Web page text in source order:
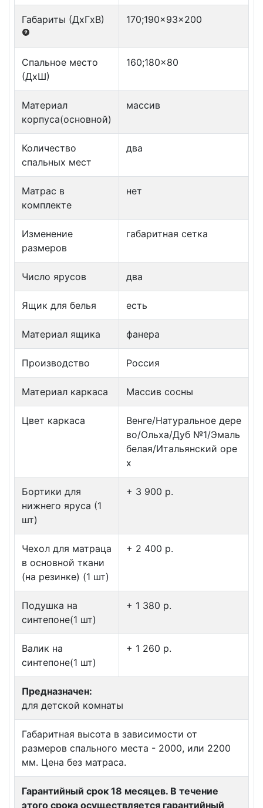
Габариты (ДxГxВ) 170;190x93x200
Спальное место
(ДxШ)
160;180x80
Материал
корпуса(основной)
массив
Количество
спальных мест
два
Матрас в
комплекте
нет
Изменение
размеров
габаритная сетка
Число ярусов два
Ящик для белья есть
Материал ящика фанера
Производство Россия
Материал каркаса Массив сосны
Цвет каркаса
Венге/Натуральное дере
во/Ольха/Дуб №1/Эмаль
белая/Итальянский оре
х
Бортики для
нижнего яруса (1
шт)
+ 3 900 p.
Чехол для матраца
в основной ткани
(на резинке) (1 шт)
+ 2 400 p.
Подушка на
синтепоне(1 шт)
+ 1 380 p.
Валик на
синтепоне(1 шт)
+ 1 260 p.
Предназначен:
для детской комнаты
Габаритная высота в зависимости от
размеров спального места - 2000, или 2200
мм. Цена без матраса.
Гарантийный срок 18 месяцев. В течение
этого срока осуществляется гарантийный